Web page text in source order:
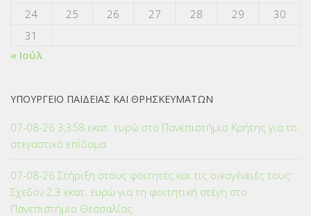
24
25 26 27 28 29
30
31
« Ιούλ
ΥΠΟΥΡΓΕΙΟ ΠΑΙΔΕΙΑΣ ΚΑΙ ΘΡΗΣΚΕΥΜΑΤΩΝ
07-08-26 3,358 εκατ. ευρώ στο Πανεπιστήμιο Κρήτης για το
στεγαστικό επίδομα
07-08-26 Στήριξη στους φοιτητές και τις οικογένειές τους:
Σχεδόν 2,3 εκατ. ευρώ για τη φοιτητική στέγη στο
Πανεπιστήμιο Θεσσαλίας